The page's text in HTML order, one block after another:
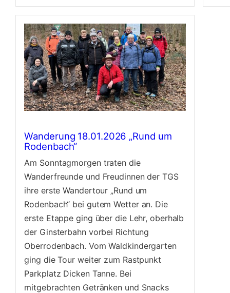
Wanderung 18.01.2026 „Rund um
Rodenbach“
Am Sonntagmorgen traten die
Wanderfreunde und Freudinnen der TGS
ihre erste Wandertour „Rund um
Rodenbach“ bei gutem Wetter an. Die
erste Etappe ging über die Lehr, oberhalb
der Ginsterbahn vorbei Richtung
Oberrodenbach. Vom Waldkindergarten
ging die Tour weiter zum Rastpunkt
Parkplatz Dicken Tanne. Bei
mitgebrachten Getränken und Snacks